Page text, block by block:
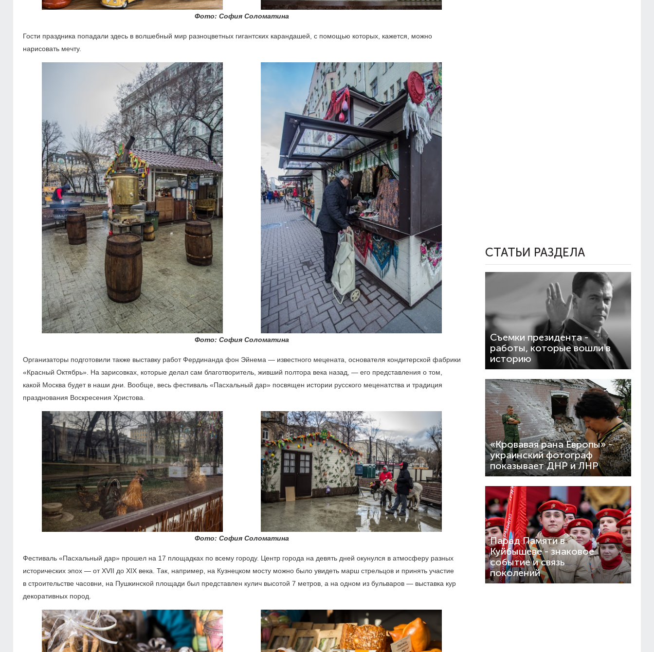
Фото: София Соломатина
Гости праздника попадали здесь в волшебный мир разноцветных гигантских карандашей, с помощью которых, кажется, можно
нарисовать мечту.
Фото: София Соломатина
Организаторы подготовили также выставку работ Фердинанда фон Эйнема — известного мецената, основателя кондитерской фабрики
«Красный Октябрь». На зарисовках, которые делал сам благотворитель, живший полтора века назад, — его представления о том,
какой Москва будет в наши дни. Вообще, весь фестиваль «Пасхальный дар» посвящен истории русского меценатства и традиция
празднования Воскресения Христова.
Фото: София Соломатина
Фестиваль «Пасхальный дар» прошел на 17 площадках по всему городу. Центр города на девять дней окунулся в атмосферу разных
исторических эпох — от XVII до XIX века. Так, например, на Кузнецком мосту можно было увидеть марш стрельцов и принять участие
в строительстве часовни, на Пушкинской площади был представлен кулич высотой 7 метров, а на одном из бульваров — выставка кур
декоративных пород.
СТАТЬИ РАЗДЕЛА
Съемки президента -
работы, которые вошли в
историю
«Кровавая рана Европы» -
украинский фотограф
показывает ДНР и ЛНР
Парад Памяти в
Куйбышеве - знаковое
событие и связь
поколений